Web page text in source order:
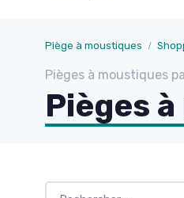
Piège à moustiques
Pièges à moustiques
Pièges